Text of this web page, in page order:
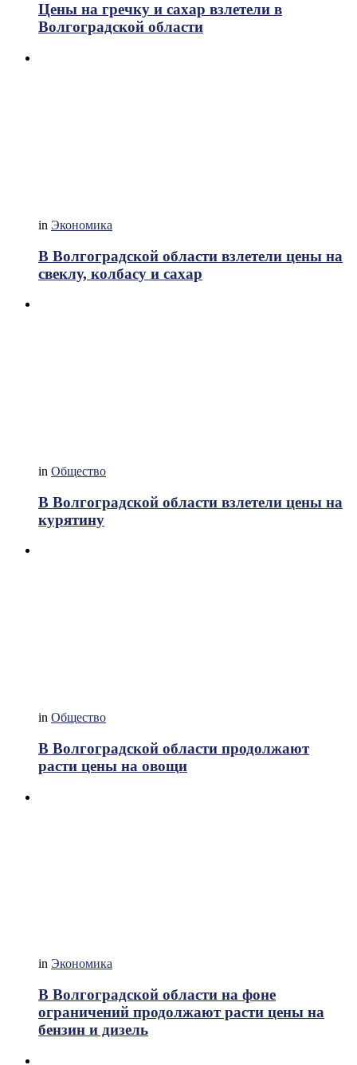
Цены на гречку и сахар взлетели в
Волгоградской области
in Экономика
В Волгоградской области взлетели цены на
свеклу, колбасу и сахар
in Общество
В Волгоградской области взлетели цены на
курятину
in Общество
В Волгоградской области продолжают
расти цены на овощи
in Экономика
В Волгоградской области на фоне
ограничений продолжают расти цены на
бензин и дизель